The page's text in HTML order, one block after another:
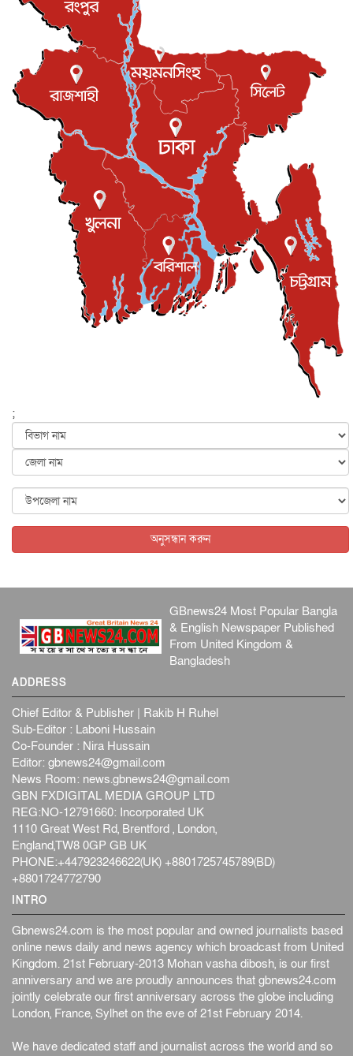
বস্তিতে কেটেছে শৈশব, আজ মুম্বাইয়ে দুই বাড়ির মালিক
বিনোদন ৬ আগস্ট, ২০২৬
যুক্তরাজ্যে বসবাসরত জাতীয়তাবাদী কুলাউড়াবাসীর মত বিনিময়
সভা...
ইউকে কমিউনিটি ৫ আগস্ট, ২০২৬
প্রধানমন্ত্রীকে সৌদি আরব সফরের আমন্ত্রণ
জাতীয় ৫ আগস্ট, ২০২৬
জুলাই গণ-অভ্যুত্থান দিবস আজ, স্মরণে দেশজুড়ে কর্মসূচি
জাতীয় ৫ আগস্ট, ২০২৬
জনগণ পরিবর্তন চেয়েছে বলেই জুলাই আন্দোলন সফল :
৫ আগস্ট, ২০২৬
বেনজীর আহমেদের সঙ্গে পরীমনির ঘনিষ্ঠ সম্পর্ক ছিল : নাসির
মাহম...
জাতীয় ৫ আগস্ট, ২০২৬
হরমুজ নিয়ে ইরান-মার্কিন চুক্তি হতে পারে আজ : মার্কিন অর্থমন...
৫ আগস্ট, ২০২৬
পৃথিবীর দিকে আসছে বিধ্বংসী বস্তু, পারমাণবিক বোমা দিয়ে করা
আন্তর্জাতিক ৫ আগস্ট, ২০২৬
কেনিয়ায় ১৫ হাতির রহস্যজনক মৃত্যু, সন্দেহের মুখে কীটনাশকের
আন্তর্জাতিক ৫ আগস্ট, ২০২৬
;
অনুসন্ধান করুন
GBnews24 Most Popular Bangla
& English Newspaper Published
From United Kingdom &
Bangladesh
ADDRESS
Chief Editor & Publisher | Rakib H Ruhel
Sub-Editor : Laboni Hussain
Co-Founder : Nira Hussain
Editor: gbnews24@gmail.com
News Room: news.gbnews24@gmail.com
GBN FXDIGITAL MEDIA GROUP LTD
REG:NO-12791660: Incorporated UK
1110 Great West Rd, Brentford , London,
England,TW8 0GP GB UK
PHONE:+447923246622(UK) +8801725745789(BD)
+8801724772790
INTRO
Gbnews24.com is the most popular and owned journalists based
online news daily and news agency which broadcast from United
Kingdom. 21st February-2013 Mohan vasha dibosh, is our first
anniversary and we are proudly announces that gbnews24.com
jointly celebrate our first anniversary across the globe including
London, France, Sylhet on the eve of 21st February 2014.
We have dedicated staff and journalist across the world and so